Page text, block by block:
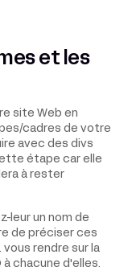
et les
site Web en
cadres de votre
avec des divs
étape car elle
à rester
leur un nom de
de préciser ces
rendre sur la
chacune d'elles.